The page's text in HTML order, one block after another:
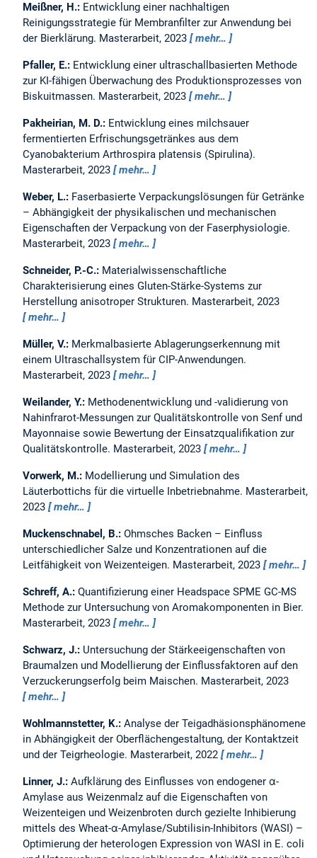
Meißner, H.: Entwicklung einer nachhaltigen
Reinigungsstrategie für Membranfilter zur Anwendung bei
der Bierklärung. Masterarbeit, 2023 mehr…
Pfaller, E.: Entwicklung einer ultraschallbasierten Methode
zur KI-fähigen Überwachung des Produktionsprozesses von
Biskuitmassen. Masterarbeit, 2023 mehr…
Pakheirian, M. D.: Entwicklung eines milchsauer
fermentierten Erfrischungsgetränkes aus dem
Cyanobakterium Arthrospira platensis (Spirulina).
Masterarbeit, 2023 mehr…
Weber, L.: Faserbasierte Verpackungslösungen für Getränke
– Abhängigkeit der physikalischen und mechanischen
Eigenschaften der Verpackung von der Faserphysiologie.
Masterarbeit, 2023 mehr…
Schneider, P.-C.: Materialwissenschaftliche
Charakterisierung eines Gluten-Stärke-Systems zur
Herstellung anisotroper Strukturen. Masterarbeit, 2023
mehr…
Müller, V.: Merkmalbasierte Ablagerungserkennung mit
einem Ultraschallsystem für CIP-Anwendungen.
Masterarbeit, 2023 mehr…
Weilander, Y.: Methodenentwicklung und -validierung von
Nahinfrarot-Messungen zur Qualitätskontrolle von Senf und
Mayonnaise sowie Bewertung der Einsatzqualifikation zur
Qualitätskontrolle. Masterarbeit, 2023 mehr…
Vorwerk, M.: Modellierung und Simulation des
Läuterbottichs für die virtuelle Inbetriebnahme. Masterarbeit,
2023
mehr…
Muckenschnabel, B.: Ohmsches Backen – Einfluss
unterschiedlicher Salze und Konzentrationen auf die
Leitfähigkeit von Weizenteigen. Masterarbeit, 2023 mehr…
Schreff, A.: Quantifizierung einer Headspace SPME GC-MS
Methode zur Untersuchung von Aromakomponenten in Bier.
Masterarbeit, 2023 mehr…
Schwarz, J.: Untersuchung der Stärkeeigenschaften von
Braumalzen und Modellierung der Einflussfaktoren auf den
Verzuckerungserfolg beim Maischen. Masterarbeit, 2023
mehr…
Wohlmannstetter, K.: Analyse der Teigadhäsionsphänomene
in Abhängigkeit der Oberflächengestaltung, der Kontaktzeit
und der Teigrheologie. Masterarbeit, 2022 mehr…
Linner, J.: Aufklärung des Einflusses von endogener α-
Amylase aus Weizenmalz auf die Eigenschaften von
Weizenteigen und Weizenbroten durch gezielte Inhibierung
mittels des Wheat-α-Amylase/Subtilisin-Inhibitors (WASI) –
Optimierung der heterologen Expression von WASI in E. coli